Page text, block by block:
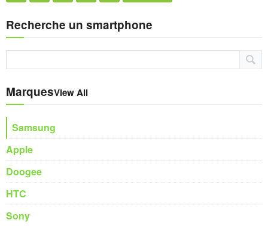
Recherche un smartphone
MarquesView All
Samsung
Apple
Doogee
HTC
Sony